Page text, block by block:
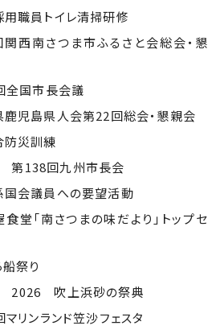
職員トイレ清掃研修
西南さつま市ふるさと会総会・懇
国市長会議
児島県人会第22回総会・懇親会
災訓練
第138回九州市長会
会議員への要望活動
「南さつまの味だより」トップセ
祭り
2026 吹上浜砂の祭典
ンランド笠沙フェスタ